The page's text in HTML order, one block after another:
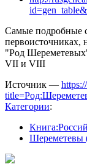
Самые подробные
первоисточниках,
"Род
VII и VIII
Источник —
Категории:
Шереметевы